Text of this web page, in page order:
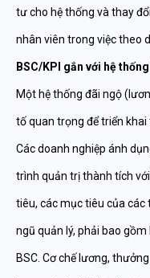
tư cho hệ thống và thay
nhân viên trong việc theo
BSC/KPI gắn với hệ
Một hệ thống đãi ngộ
tố quan trọng để triển khai
Các doanh nghiệp ánh
trình quản trị thành tích
tiêu, các mục tiêu của các
ngũ quản lý, phải bao
BSC. Cơ chế lương,